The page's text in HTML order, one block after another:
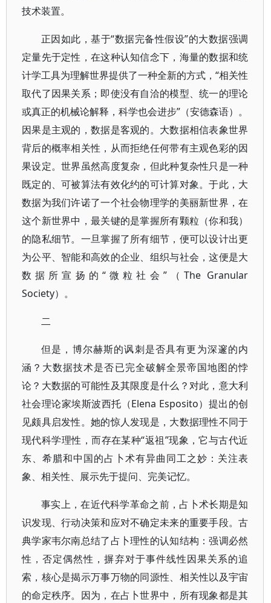
技术装置。
正因如此，基于“数据完备性假设”的大数据强调
定量先于定性，在这种认知信念下，海量的数据和统
计学工具为理解世界提供了一种全新的方式，“相关性
取代了因果关系；即使没有自洽的模型、统一的理论
或真正的机械论解释，科学也会进步”（安德森语）。
因果是主观的，数据是客观的。大数据相信表象世界
背后的概率相关性，从而拒绝任何带有主观色彩的因
果设定。世界虽然高度复杂，但此种复杂性只是一种
既定的、可被算法有效化约的可计算对象。于此，大
数据为我们许诺了一个社会物理学的美丽新世界，在
这个新世界中，最关键的是掌握所有颗粒（你和我）
的隐私细节。一旦掌握了所有细节，便可以设计出更
为公平、智能和高效的企业、组织与社会，这便是大
数据所宣扬的“微粒社会”（The Granular
Society）。
二
但是，博尔赫斯的讽刺是否具有更为深邃的内
涵？大数据技术是否已完全破解全景帝国地图的悖
论？大数据的可能性及其限度是什么？对此，意大利
社会理论家埃斯波西托（Elena Esposito）提出的创
见颇具启发性。她的惊人发现是，大数据理性不同于
现代科学理性，而存在某种“返祖”现象，它与古代近
东、希腊和中国的占卜术有异曲同工之妙：关注表
象、相关性、展示先于提问、完美记忆。
事实上，在近代科学革命之前，占卜术长期是知
识发现、行动决策和应对不确定未来的重要手段。古
典学家韦尔南总结了占卜理性的认知结构：强调必然
性，否定偶然性，摒弃对于事件线性因果关系的追
索，核心是揭示万事万物的同源性、相关性以及宇宙
的命定秩序。因为，在占卜世界中，所有现象都是其